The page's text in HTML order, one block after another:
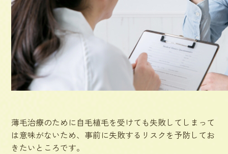
薄毛治療のために自毛植毛を受けても失敗してしまって
は意味がないため、事前に失敗するリスクを予防してお
きたいところです。